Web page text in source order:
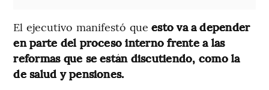
El ejecutivo manifestó queesto va a depender
en parte del proceso interno frente a las
reformas que se están discutiendo, como la
de salud y pensiones.